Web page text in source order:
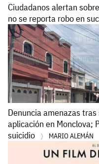
Ciudadanos alertan
no se reporta robo en
Denuncia amenazas
aplicación en Monclova;
suicidio
MARIO ALEMÁN